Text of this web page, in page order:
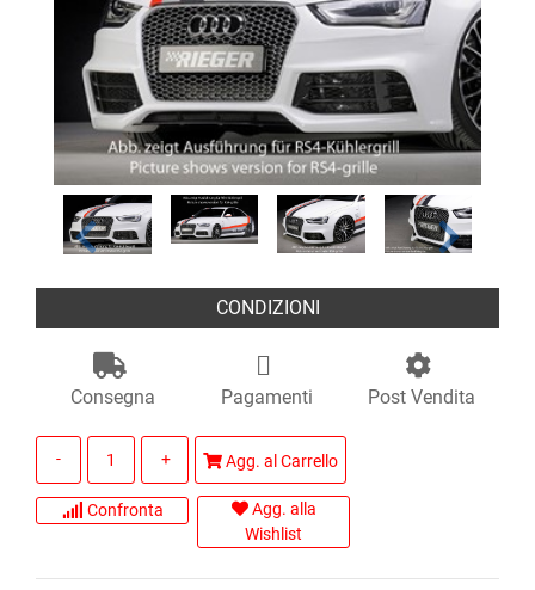
CONDIZIONI
Consegna Pagamenti Post Vendita
Agg. al Carrello
Confronta
Agg. alla
Wishlist